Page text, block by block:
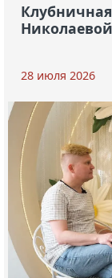
Николаевой
28 июля 2026